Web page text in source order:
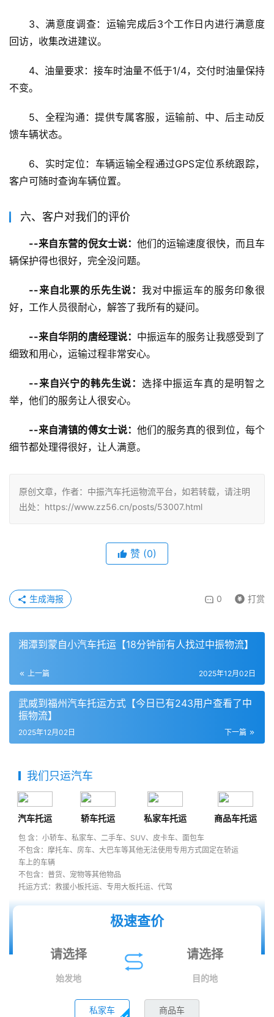
3、满意度调查：运输完成后3个工作日内进行满意度
回访，收集改进建议。
4、油量要求：接车时油量不低于1/4，交付时油量保持
不变。
5、全程沟通：提供专属客服，运输前、中、后主动反
馈车辆状态。
6、实时定位：车辆运输全程通过GPS定位系统跟踪，
客户可随时查询车辆位置。
六、客户对我们的评价
--来自东营的倪女士说： 他们的运输速度很快，而且车
辆保护得也很好，完全没问题。
--来自北票的乐先生说： 我对中振运车的服务印象很
好，工作人员很耐心，解答了我所有的疑问。
--来自华阴的唐经理说： 中振运车的服务让我感受到了
细致和用心，运输过程非常安心。
--来自兴宁的韩先生说： 选择中振运车真的是明智之
举，他们的服务让人很安心。
--来自清镇的傅女士说： 他们的服务真的很到位，每个
细节都处理得很好，让人满意。
原创文章，作者：中振汽车托运物流平台，如若转载，请注明
出处：https://www.zz56.cn/posts/53007.html
赞 (0)
0 打赏
生成海报
湘潭到蒙自小汽车托运【18分钟前有人找过中振物流】
上一篇 2025年12月02日
武威到福州汽车托运方式【今日已有243用户查看了中
振物流】
下一篇
2025年12月02日
我们只运汽车
汽车托运 轿车托运 私家车托运 商品车托运
包 含：小轿车、私家车、二手车、SUV、皮卡车、面包车
不包含：摩托车、房车、大巴车等其他无法使用专用方式固定在轿运
车上的车辆
不包含：普货、宠物等其他物品
托运方式：救援小板托运、专用大板托运、代驾
极速查价
始发地 目的地
私家车 商品车